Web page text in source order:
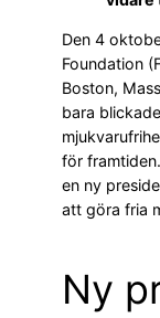
Den 4
Foundation
Boston,
bara
för
en ny
att göra fria
Ny